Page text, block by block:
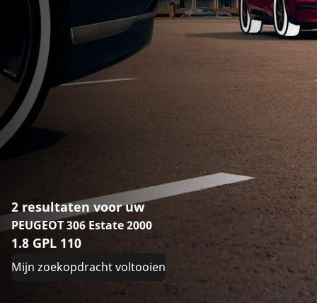
2 resultaten voor uw
PEUGEOT 306 Estate 2000
1.8 GPL 110
Mijn zoekopdracht voltooien